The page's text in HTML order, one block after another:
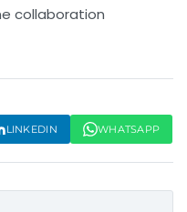
collaboration
LINKEDIN WHATSAPP